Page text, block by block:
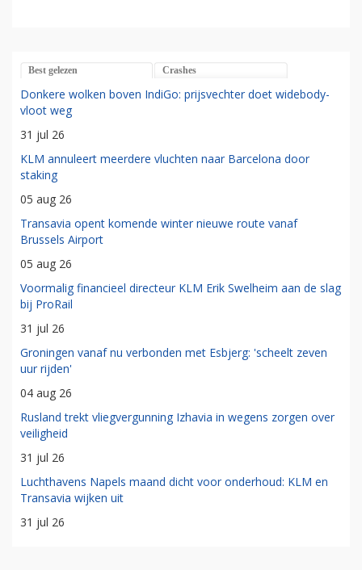
Best gelezen Crashes
Donkere wolken boven IndiGo: prijsvechter doet widebody-
vloot weg
31 jul 26
KLM annuleert meerdere vluchten naar Barcelona door
staking
05 aug 26
Transavia opent komende winter nieuwe route vanaf
Brussels Airport
05 aug 26
Voormalig financieel directeur KLM Erik Swelheim aan de slag
bij ProRail
31 jul 26
Groningen vanaf nu verbonden met Esbjerg: 'scheelt zeven
uur rijden'
04 aug 26
Rusland trekt vliegvergunning Izhavia in wegens zorgen over
veiligheid
31 jul 26
Luchthavens Napels maand dicht voor onderhoud: KLM en
Transavia wijken uit
31 jul 26